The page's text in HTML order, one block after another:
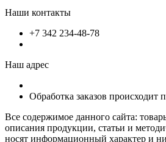
Наши контакты
+7 342 234-48-78
Наш адрес
Обработка заказов происходит
Все содержимое данного сайта:
описания продукции, статьи и
носят информационный характер и